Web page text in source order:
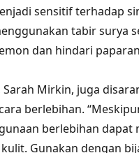
sensitif terhadap
tabir surya
dan hindari
Mirkin, juga
berlebihan.
berlebihan dapat
Gunakan dengan